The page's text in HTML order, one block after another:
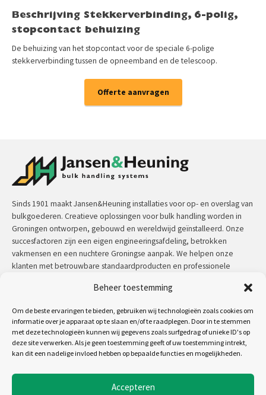
Beheer toestemming
Om de beste ervaringen te bieden, gebruiken wij technologieën zoals cookies om
informatie over je apparaat op te slaan en/of te raadplegen. Door in te stemmen
met deze technologieën kunnen wij gegevens zoals surfgedrag of unieke ID's op
deze site verwerken. Als je geen toestemming geeft of uw toestemming intrekt,
kan dit een nadelige invloed hebben op bepaalde functies en mogelijkheden.
Accepteren
Beschrijving Stekkerverbinding, 6-polig,
stopcontact behuizing
De behuizing van het stopcontact voor de speciale 6-polige
stekkerverbinding tussen de opneemband en de telescoop.
Offerte aanvragen
Sinds 1901 maakt Jansen&Heuning installaties voor op- en overslag van
bulkgoederen. Creatieve oplossingen voor bulk handling worden in
Groningen ontworpen, gebouwd en wereldwijd geïnstalleerd. Onze
succesfactoren zijn een eigen engineeringsafdeling, betrokken
vakmensen en een nuchtere Groningse aanpak. We helpen onze
klanten met betrouwbare standaardproducten en professionele
lees meer
Volg ons op: